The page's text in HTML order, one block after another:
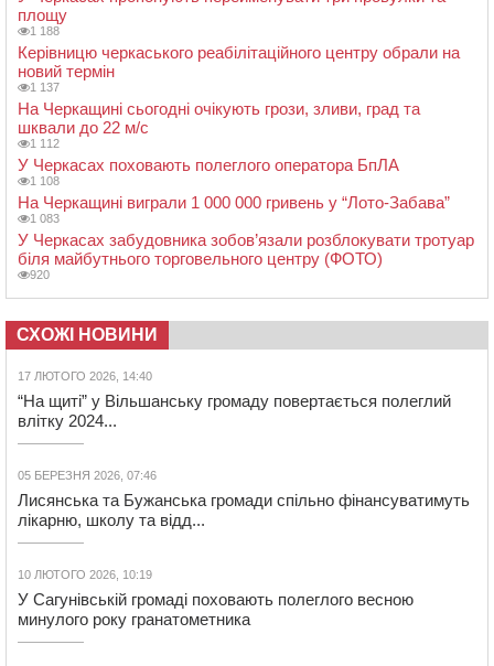
площу
1 188
Керівницю черкаського реабілітаційного центру обрали на
новий термін
1 137
На Черкащині сьогодні очікують грози, зливи, град та
шквали до 22 м/с
1 112
У Черкасах поховають полеглого оператора БпЛА
1 108
На Черкащині виграли 1 000 000 гривень у “Лото-Забава”
1 083
У Черкасах забудовника зобов’язали розблокувати тротуар
біля майбутнього торговельного центру (ФОТО)
920
СХОЖІ НОВИНИ
17 ЛЮТОГО 2026, 14:40
“На щиті” у Вільшанську громаду повертається полеглий
влітку 2024...
05 БЕРЕЗНЯ 2026, 07:46
Лисянська та Бужанська громади спільно фінансуватимуть
лікарню, школу та відд...
10 ЛЮТОГО 2026, 10:19
У Сагунівській громаді поховають полеглого весною
минулого року гранатометника